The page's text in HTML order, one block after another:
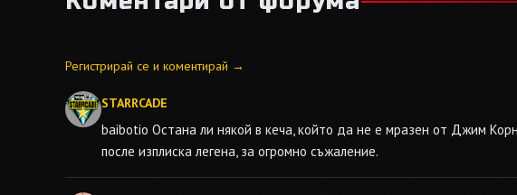
Регистрирай се и коментирай →
STARRCADE
baibotio Остана ли някой в кеча, който да не е мразен от Джим
после изплиска легена, за огромно съжаление.